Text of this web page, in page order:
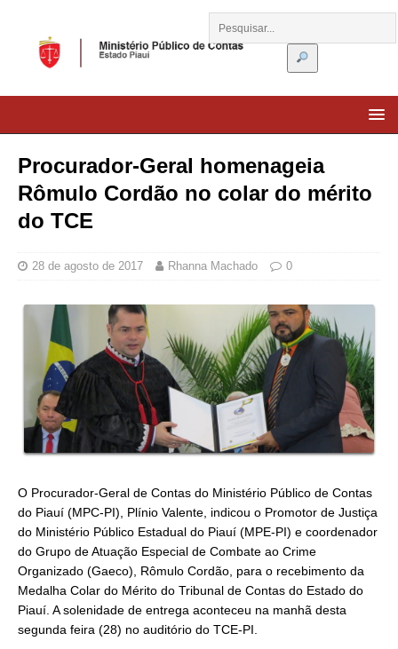
Procurador-Geral homenageia
Rômulo Cordão no colar do mérito
do TCE
28 de agosto de 2017 Rhanna Machado 0
O Procurador-Geral de Contas do Ministério Público de Contas
do Piauí (MPC-PI), Plínio Valente, indicou o Promotor de Justiça
do Ministério Público Estadual do Piauí (MPE-PI) e coordenador
do Grupo de Atuação Especial de Combate ao Crime
Organizado (Gaeco), Rômulo Cordão, para o recebimento da
Medalha Colar do Mérito do Tribunal de Contas do Estado do
Piauí. A solenidade de entrega aconteceu na manhã desta
segunda feira (28) no auditório do TCE-PI.